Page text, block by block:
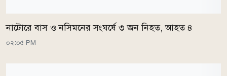
নাটোরে বাস ও নসিমনের সংঘর্ষে ৩ জন নিহত, আহত ৪
০২:০৫ PM